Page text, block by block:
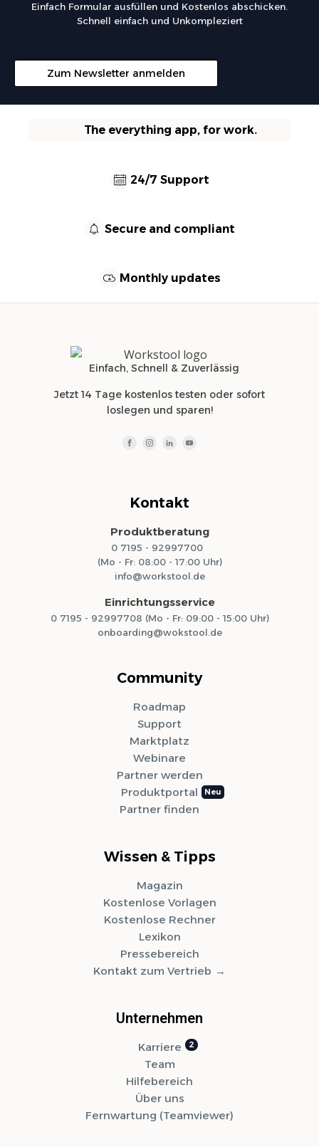
Einfach Formular ausfüllen und Kostenlos abschicken.
Schnell einfach und Unkompleziert
Zum Newsletter anmelden
The everything app, for work.
24/7 Support
Secure and compliant
Monthly updates
Einfach, Schnell & Zuverlässig
Jetzt 14 Tage kostenlos testen oder sofort
loslegen und sparen!
Kontakt
Produktberatung
0 7195 - 92997700
(Mo - Fr: 08:00 - 17:00 Uhr)
info@workstool.de
Einrichtungsservice
0 7195 - 92997708 (Mo - Fr: 09:00 - 15:00 Uhr)
onboarding@wokstool.de
Community
Roadmap
Support
Marktplatz
Webinare
Partner werden
Produktportal
Partner finden
Wissen & Tipps
Magazin
Kostenlose Vorlagen
Kostenlose Rechner
Lexikon
Pressebereich
Kontakt zum Vertrieb
Unternehmen
Karriere
Team
Hilfebereich
Über uns
Fernwartung (Teamviewer)